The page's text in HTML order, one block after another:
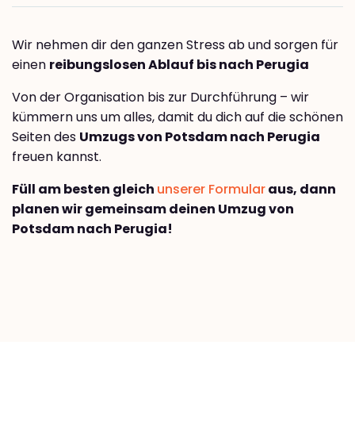
Wir nehmen dir den ganzen Stress ab und sorgen für
einen reibungslosen Ablauf bis nach Perugia
Von der Organisation bis zur Durchführung – wir
kümmern uns um alles, damit du dich auf die schönen
Seiten des Umzugs von Potsdam nach Perugia
freuen kannst.
Füll am besten gleich unserer Formularaus, dann
planen wir gemeinsam deinen Umzug von
Potsdam nach Perugia!